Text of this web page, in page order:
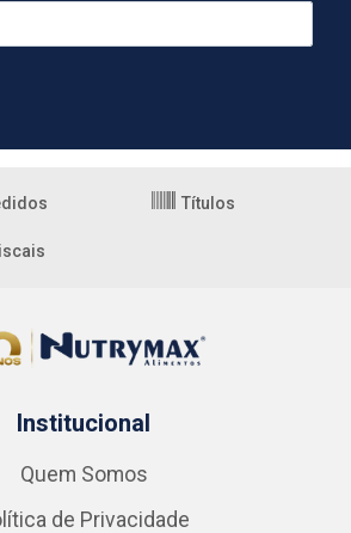
Títulos
Institucional
Quem Somos
de Privacidade